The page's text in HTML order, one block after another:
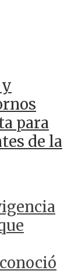
para
de la